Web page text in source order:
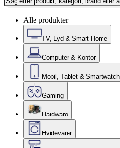
Alle produkter
TV, Lyd & Smart Home
Computer & Kontor
Mobil, Tablet & Smartwatch
Gaming
Hardware
Hvidevarer